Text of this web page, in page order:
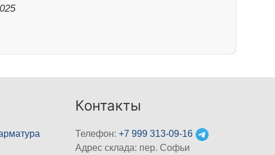
Контакты
Телефон:+7 999 313-09-16
Адрес склада: пер. Софьи